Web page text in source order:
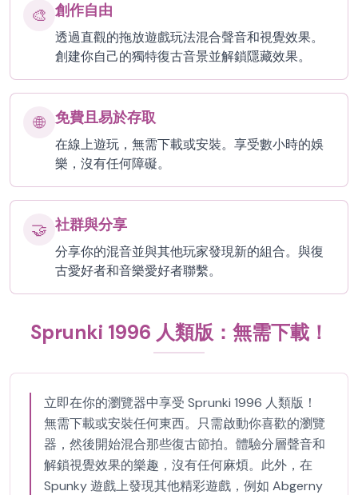
🎨 創作自由
透過直觀的拖放遊戲玩法混合聲音和視覺效果。
創建你自己的獨特復古音景並解鎖隱藏效果。
🌐 免費且易於存取
在線上遊玩，無需下載或安裝。享受數小時的娛
樂，沒有任何障礙。
🤝 社群與分享
分享你的混音並與其他玩家發現新的組合。與復
古愛好者和音樂愛好者聯繫。
Sprunki 1996 人類版：無需下載！
立即在你的瀏覽器中享受 Sprunki 1996 人類版！
無需下載或安裝任何東西。只需啟動你喜歡的瀏覽
器，然後開始混合那些復古節拍。體驗分層聲音和
解鎖視覺效果的樂趣，沒有任何麻煩。此外，在
Spunky 遊戲上發現其他精彩遊戲，例如 Abgerny